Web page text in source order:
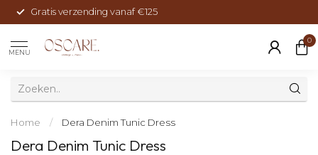
Gratis verzending vanaf €125
MENU
0
Home / Dera Denim Tunic Dress
Dera Denim Tunic Dress